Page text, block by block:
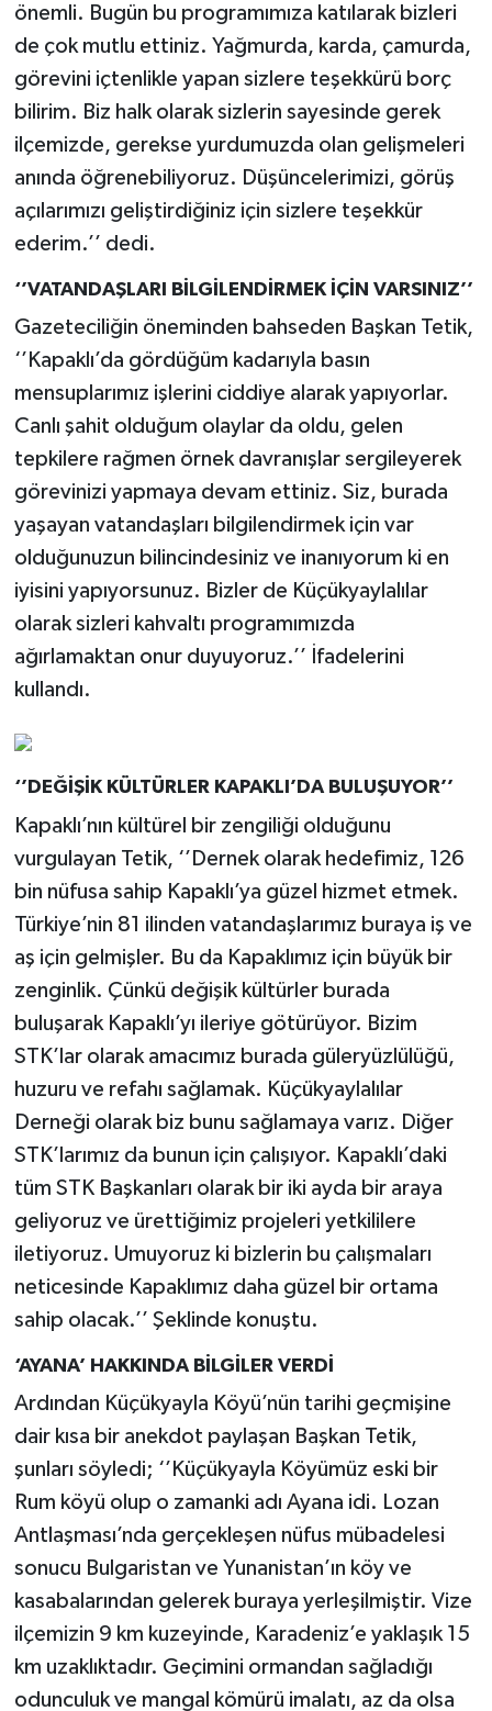
önemli. Bugün bu programımıza katılarak bizleri
de çok mutlu ettiniz. Yağmurda, karda, çamurda,
görevini içtenlikle yapan sizlere teşekkürü borç
bilirim. Biz halk olarak sizlerin sayesinde gerek
ilçemizde, gerekse yurdumuzda olan gelişmeleri
anında öğrenebiliyoruz. Düşüncelerimizi, görüş
açılarımızı geliştirdiğiniz için sizlere teşekkür
ederim.’’ dedi.
‘’VATANDAŞLARI BİLGİLENDİRMEK İÇİN VARSINIZ’’
Gazeteciliğin öneminden bahseden Başkan Tetik,
‘’Kapaklı’da gördüğüm kadarıyla basın
mensuplarımız işlerini ciddiye alarak yapıyorlar.
Canlı şahit olduğum olaylar da oldu, gelen
tepkilere rağmen örnek davranışlar sergileyerek
görevinizi yapmaya devam ettiniz. Siz, burada
yaşayan vatandaşları bilgilendirmek için var
olduğunuzun bilincindesiniz ve inanıyorum ki en
iyisini yapıyorsunuz. Bizler de Küçükyaylalılar
olarak sizleri kahvaltı programımızda
ağırlamaktan onur duyuyoruz.’’ İfadelerini
kullandı.
‘’DEĞİŞİK KÜLTÜRLER KAPAKLI’DA BULUŞUYOR’’
Kapaklı’nın kültürel bir zengiliği olduğunu
vurgulayan Tetik, ‘’Dernek olarak hedefimiz, 126
bin nüfusa sahip Kapaklı’ya güzel hizmet etmek.
Türkiye’nin 81 ilinden vatandaşlarımız buraya iş ve
aş için gelmişler. Bu da Kapaklımız için büyük bir
zenginlik. Çünkü değişik kültürler burada
buluşarak Kapaklı’yı ileriye götürüyor. Bizim
STK’lar olarak amacımız burada güleryüzlülüğü,
huzuru ve refahı sağlamak. Küçükyaylalılar
Derneği olarak biz bunu sağlamaya varız. Diğer
STK’larımız da bunun için çalışıyor. Kapaklı’daki
tüm STK Başkanları olarak bir iki ayda bir araya
geliyoruz ve ürettiğimiz projeleri yetkililere
iletiyoruz. Umuyoruz ki bizlerin bu çalışmaları
neticesinde Kapaklımız daha güzel bir ortama
sahip olacak.’’ Şeklinde konuştu.
‘AYANA’ HAKKINDA BİLGİLER VERDİ
Ardından Küçükyayla Köyü’nün tarihi geçmişine
dair kısa bir anekdot paylaşan Başkan Tetik,
şunları söyledi; ‘’Küçükyayla Köyümüz eski bir
Rum köyü olup o zamanki adı Ayana idi. Lozan
Antlaşması’nda gerçekleşen nüfus mübadelesi
sonucu Bulgaristan ve Yunanistan’ın köy ve
kasabalarından gelerek buraya yerleşilmiştir. Vize
ilçemizin 9 km kuzeyinde, Karadeniz’e yaklaşık 15
km uzaklıktadır. Geçimini ormandan sağladığı
odunculuk ve mangal kömürü imalatı, az da olsa